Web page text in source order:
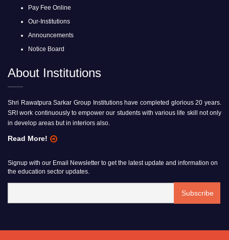
Pay Fee Online
Our-Institutions
Announcements
Notice Board
About Institutions
Shri Rawatpura Sarkar Group Institutions have completed glorious 20 years.
SRI work continuously to empower our students with various life skill not only
in develop areas but in interiors also.
Read More!
Signup with our Email Newsletter to get the latest update and information on
the education sector updates.